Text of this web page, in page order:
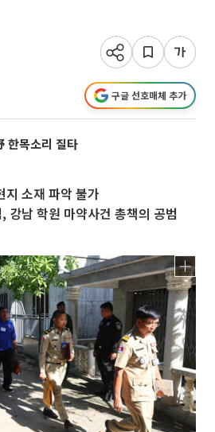
구글 선호매체 추가
한목소리 질타
소재 파악 불가
강남 학원 마약사건 총책의 공범